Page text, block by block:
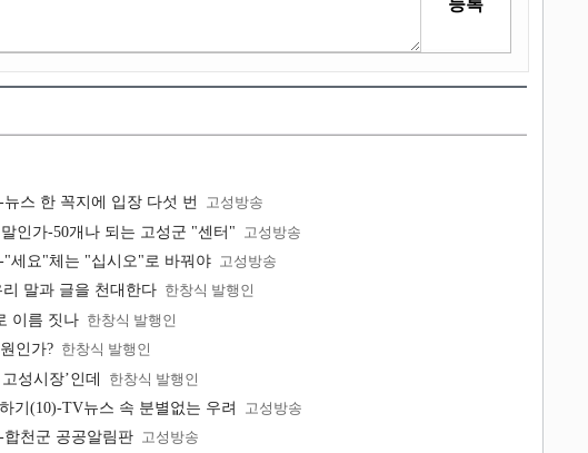
스 한 꼭지에 입장 다섯 번
고성방송
인가-50개나 되는 고성군 "센터"
고성방송
"세요"체는 "십시오"로 바꿔야 고성방송
말과 글을 천대한다 한창식 발행인
이름 짓나 한창식 발행인
인가? 한창식 발행인
성시장’인데
한창식 발행인
기(10)-TV뉴스 속 분별없는 우려
고성방송
천군 공공알림판 고성방송